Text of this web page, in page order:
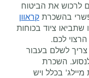
לרכוש את הביטוח
בהשכרת קראוון
שתביאו ציוד בכוחות
לכם.
לשלם בעבור
השכרת
מיילג' בכלל ויש